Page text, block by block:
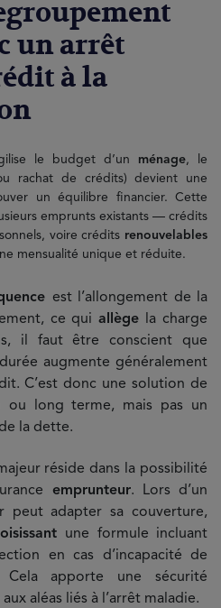
un arrêt
à la
le budget d’un ménage, le
rachat de crédits) devient une
un équilibre financier. Cette
emprunts existants — crédits
voire crédits renouvelables
mensualité unique et réduite.
est l’allongement de la
ce qui allège
la charge
il faut être conscient que
augmente généralement
C’est donc une solution de
ou long terme, mais pas un
la dette.
réside dans la possibilité
emprunteur. Lors d’un
peut adapter sa couverture,
une formule incluant
en cas d’incapacité de
Cela apporte une sécurité
aléas liés à l’arrêt maladie.